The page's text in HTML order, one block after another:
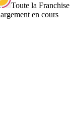
Toute la Franchise
en cours